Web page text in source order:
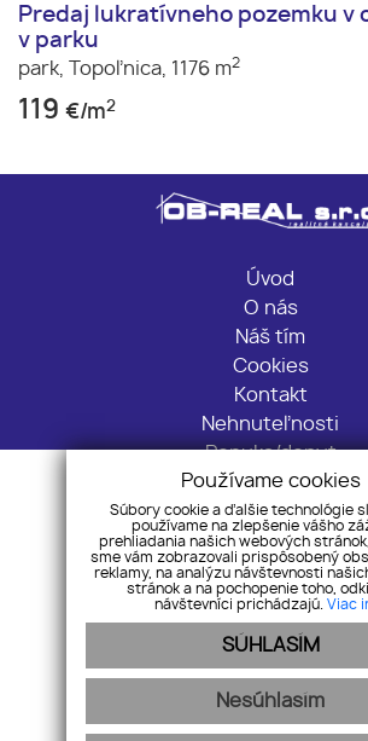
Predaj lukratívneho pozemku v
v parku
park, Topoľnica, 1176 m2
119 €/m2
Úvod
O nás
Náš tím
Cookies
Kontakt
Nehnuteľnosti
Ponuka/dopyt
GDPR
Fučíkova 120, 92521,
+421 903 219 369
obreal@obreal.sk
Pridajte si nás
Používame cookies
Súbory cookie a ďalšie technológie
používame na zlepšenie vášho
prehliadania našich webových
sme vám zobrazovali prispôsobený
reklamy, na analýzu návštevnosti
stránok a na pochopenie toho,
návštevníci prichádzajú. Viac
SÚHLASÍM
Nesúhlasím